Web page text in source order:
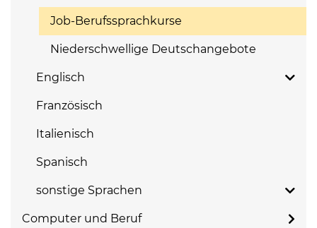
Job-Berufssprachkurse
Niederschwellige Deutschangebote
Englisch
Französisch
Italienisch
Spanisch
sonstige Sprachen
Computer und Beruf